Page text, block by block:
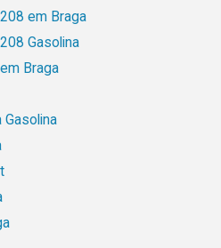
em Braga
Gasolina
Braga